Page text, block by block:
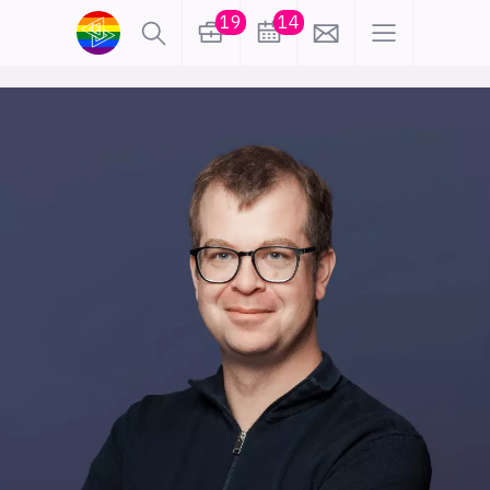
19 14
karriere
meninger
sikkerhet
backend
IoT
design
tilgjengelighet
ukas koder
inn/ut
hobby